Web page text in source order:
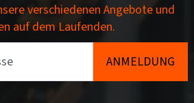
verschiedenen Angebote und
auf dem Laufenden.